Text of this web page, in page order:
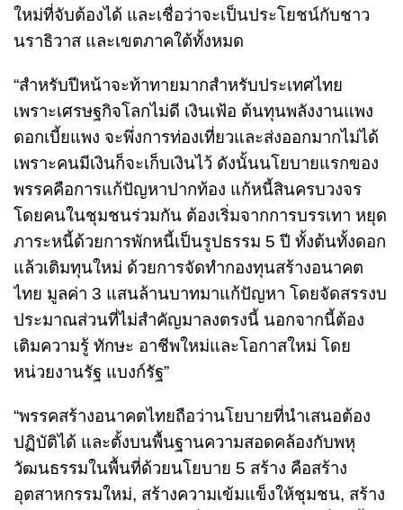
ใหม่ที่จับต้องได้ และเชื่อว่าจะเป็นประโยชน์กับชาว
นราธิวาส และเขตภาคใต้ทั้งหมด
“สำหรับปีหน้าจะท้าทายมากสำหรับประเทศไทย
เพราะเศรษฐกิจโลกไม่ดี เงินเฟ้อ ต้นทุนพลังงานแพง
ดอกเบี้ยแพง จะพึ่งการท่องเที่ยวและส่งออกมากไม่ได้
เพราะคนมีเงินก็จะเก็บเงินไว้ ดังนั้นนโยบายแรกของ
พรรคคือการแก้ปัญหาปากท้อง แก้หนี้สินครบวงจร
โดยคนในชุมชนร่วมกัน ต้องเริ่มจากการบรรเทา หยุด
ภาระหนี้ด้วยการพักหนี้เป็นรูปธรรม 5 ปี ทั้งต้นทั้งดอก
แล้วเติมทุนใหม่ ด้วยการจัดทำกองทุนสร้างอนาคต
ไทย มูลค่า 3 แสนล้านบาทมาแก้ปัญหา โดยจัดสรรงบ
ประมาณส่วนที่ไม่สำคัญมาลงตรงนี้ นอกจากนี้ต้อง
เติมความรู้ ทักษะ อาชีพใหม่และโอกาสใหม่ โดย
หน่วยงานรัฐ แบงก์รัฐ”
“พรรคสร้างอนาคตไทยถือว่านโยบายที่นำเสนอต้อง
ปฏิบัติได้ และตั้งบนพื้นฐานความสอดคล้องกับพหุ
วัฒนธรรมในพื้นที่ด้วยนโยบาย 5 สร้าง คือสร้าง
อุตสาหกรรมใหม่, สร้างความเข้มแข็งให้ชุมชน, สร้าง